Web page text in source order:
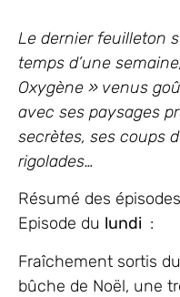
Le dernier feuilleton
temps d’une
Oxygène » venus
avec ses paysages
secrètes, ses coups
rigolades…
Résumé des
Episode du lundi :
Fraîchement sortis
bûche de Noël, une